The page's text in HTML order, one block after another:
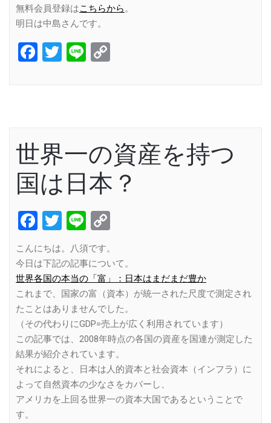
無料会員登録はこちらから。
明日は中島さんです。
Facebook
Twitter
Line
世界一の資産を持つ
国は日本？
Facebook
Twitter
Line
こんにちは。八須です。
今日は下記の記事について。
世界各国の本当の「富」：日本はまだまだ豊か
これまで、国家の富（資本）が統一された尺度で測定され
たことはありませんでした。
（その代わりにGDP=売上が広く利用されています）
この記事では、2008年時点の各国の資産を国連が測定した
結果が紹介されています。
それによると、日本は人的資本と社会資本（インフラ）に
よって自然資本の少なさをカバーし、
アメリカを上回る世界一の資本大国であるということで
す。